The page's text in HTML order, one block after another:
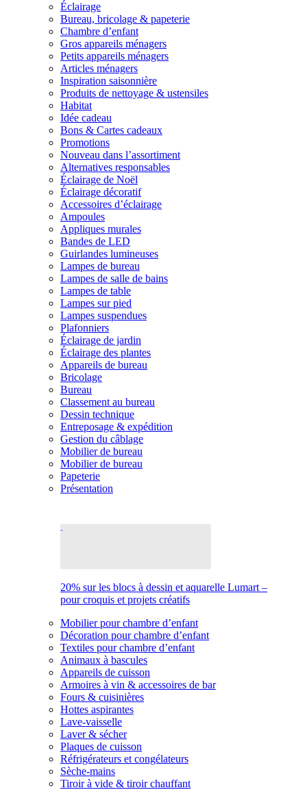
Éclairage
Bureau, bricolage & papeterie
Chambre d’enfant
Gros appareils ménagers
Petits appareils ménagers
Articles ménagers
Inspiration saisonnière
Produits de nettoyage & ustensiles
Habitat
Idée cadeau
Bons & Cartes cadeaux
Promotions
Nouveau dans l’assortiment
Alternatives responsables
Éclairage de Noël
Éclairage décoratif
Accessoires d’éclairage
Ampoules
Appliques murales
Bandes de LED
Guirlandes lumineuses
Lampes de bureau
Lampes de salle de bains
Lampes de table
Lampes sur pied
Lampes suspendues
Plafonniers
Éclairage de jardin
Éclairage des plantes
Appareils de bureau
Bricolage
Bureau
Classement au bureau
Dessin technique
Entreposage & expédition
Gestion du câblage
Mobilier de bureau
Mobilier de bureau
Papeterie
Présentation
20% sur les blocs à dessin et aquarelle Lumart –
pour croquis et projets créatifs
Mobilier pour chambre d’enfant
Décoration pour chambre d’enfant
Textiles pour chambre d’enfant
Animaux à bascules
Appareils de cuisson
Armoires à vin & accessoires de bar
Fours & cuisinières
Hottes aspirantes
Lave-vaisselle
Laver & sécher
Plaques de cuisson
Réfrigérateurs et congélateurs
Sèche-mains
Tiroir à vide & tiroir chauffant